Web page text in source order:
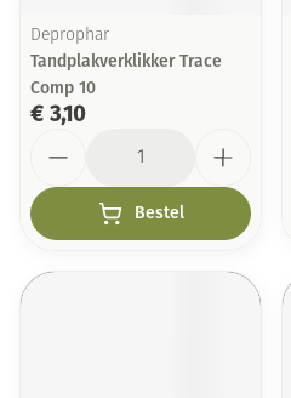
Deprophar
Tandplakverklikker Trace
Comp 10
€ 3,10
Bestel